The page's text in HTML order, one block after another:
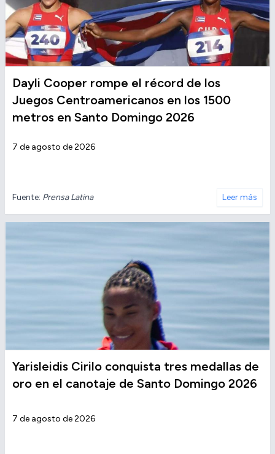
Dayli Cooper rompe el récord de los
Juegos Centroamericanos en los 1500
metros en Santo Domingo 2026
7 de agosto de 2026
Fuente: Prensa Latina Leer más
Yarisleidis Cirilo conquista tres medallas de
oro en el canotaje de Santo Domingo 2026
7 de agosto de 2026